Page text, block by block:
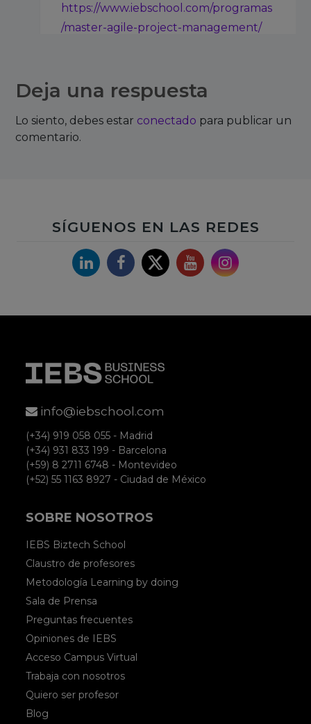
https://www.iebschool.com/programas
/master-agile-project-management/
y recomendarte el programa que más
se ajusta a tus necesidades. Un saludo.
Ignasio Rodriguez
Hola amigos y amigas,
Entre en esta página muy interesando en
vuestros cursos.
Pero de juzgar por los errores de sintaxis
dudas razonables sobre la seriedad del
Alguien que no sabe escribir, ¿puede
darme un buen curso de algo?
Accede para responder
Elena Bello
Deja una respuesta
Lo siento, debes estar conectado para publicar un
comentario.
SÍGUENOS EN LAS REDES
LinkedinFacebook
X YouTubeInstagram
info@iebschool.com
(+34) 919 058 055 - Madrid
(+34) 931 833 199 - Barcelona
(+59) 8 2711 6748 - Montevideo
(+52) 55 1163 8927 - Ciudad de México
SOBRE NOSOTROS
IEBS Biztech School
Claustro de profesores
Metodología Learning by doing
Sala de Prensa
Preguntas frecuentes
Opiniones de IEBS
Acceso Campus Virtual
Trabaja con nosotros
Quiero ser profesor
Blog